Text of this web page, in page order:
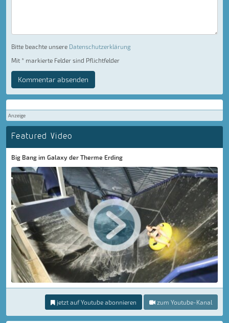
Bitte beachte unsere Datenschutzerklärung
Mit * markierte Felder sind Pflichtfelder
Kommentar absenden
Anzeige
Featured Video
Big Bang im Galaxy der Therme Erding
jetzt auf Youtube abonnieren zum Youtube-Kanal